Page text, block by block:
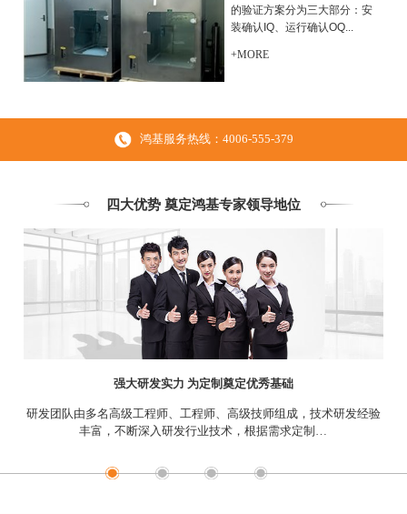
的验证方案分为三大部分：安
装确认IQ、运行确认OQ...
+MORE
鸿基服务热线：4006-555-379
四大优势 奠定鸿基专家领导地位
强大研发实力 为定制奠定优秀基础
研发团队由多名高级工程师、工程师、高级技师组成，技术研发经验
丰富，不断深入研发行业技术，根据需求定制…